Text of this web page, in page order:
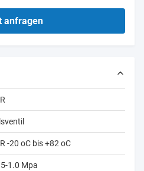
anfragen
-20 oC bis +82 oC
1.0 Mpa